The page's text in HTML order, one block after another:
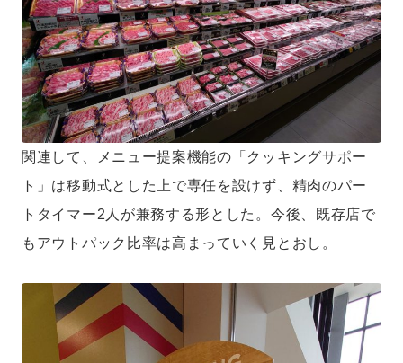
関連して、メニュー提案機能の「クッキングサポー
ト」は移動式とした上で専任を設けず、精肉のパー
トタイマー2人が兼務する形とした。今後、既存店で
もアウトパック比率は高まっていく見とおし。